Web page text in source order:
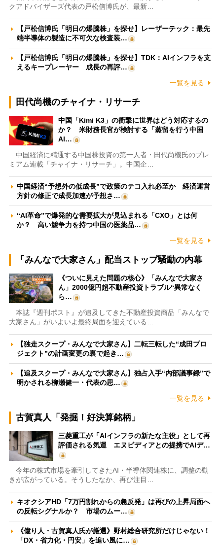
クアドバイザーズ代表の戸松信博氏が、最新…
【戸松信博氏「明日の爆騰株」を探せ】レーザーテック：最先
端半導体の製造に不可欠な検査装…
【戸松信博氏「明日の爆騰株」を探せ】TDK：AIインフラを支
えるキープレーヤー 成長の再評…
一覧を見る
田代尚機のチャイナ・リサーチ
中国「Kimi K3」の衝撃に世界はどう対応するの
か？ 米財務長官が検討する「蒸留を行う中国
AI…
中国経済に精通する中国株投資の第一人者・田代尚機氏のプレ
ミアム連載「チャイナ・リサーチ」。中国企…
中国経済“予想外の低成長”で政策のテコ入れ必至か 経済運営
方針の修正で成長加速が予想さ…
“AI革命”で爆発的な需要拡大が見込まれる「CXO」とは何
か？ 高い競争力を持つ中国の医薬品…
一覧を見る
「みんなで大家さん」配当ストップ騒動の内幕
《ついに見えた問題の核心》「みんなで大家さ
ん」2000億円超不動産投資トラブル“異常なく
ら…
本誌『週刊ポスト』が追及してきた不動産投資商品「みんなで
大家さん」がいよいよ最終局面を迎えている…
【独走スクープ・みんなで大家さん】二転三転した“成田プロ
ジェクト”の計画変更の裏で起き…
【追及スクープ・みんなで大家さん】独占入手“内部議事録”で
明かされる柳瀬健一・代表の思…
一覧を見る
古賀真人「発掘！好決算銘柄」
三菱重工が「AIインフラの新たな主役」として再
評価される気運 エヌビディアとの提携でAIデ…
今年の株式市場を牽引してきたAI・半導体関連株に、調整の動
きが広がっている。そうしたなか、再び注目…
キオクシアHD「7万円割れからの急反発」は再びの上昇局面へ
の反転シグナルか？ 市場のムー…
《億り人・古賀真人氏が厳選》野村総合研究所だけじゃない！
「DX・省力化・円安」を追い風に…